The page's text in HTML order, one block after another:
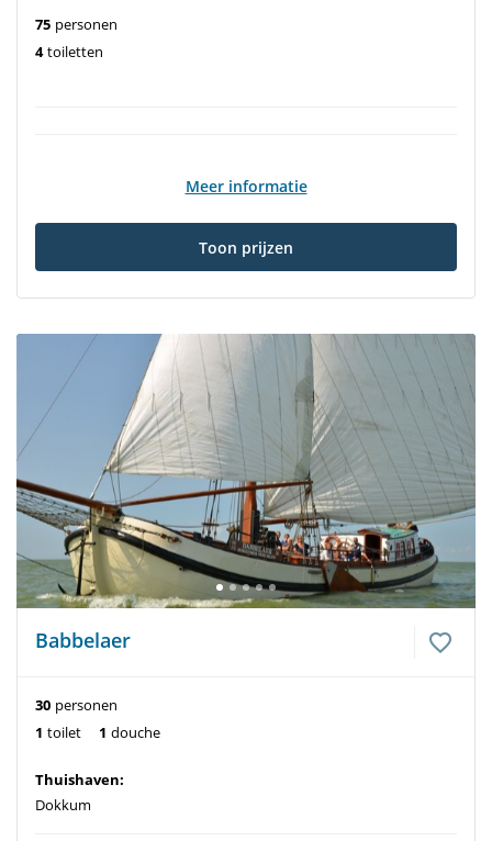
75 personen
4 toiletten
Meer informatie
Toon prijzen
Babbelaer
30 personen
1 toilet 1 douche
Thuishaven:
Dokkum